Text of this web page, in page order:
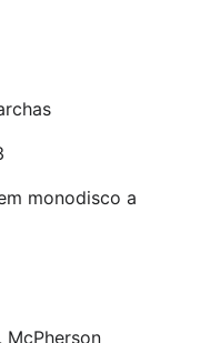
monodisco a
McPherson